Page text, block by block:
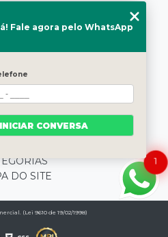
NOS
MENU
HOME
SOMOS
BLOG
PRODUTOS
DO SITE
(Lei 9610 de 19/02/1998)
1
Fale agora pelo WhatsApp
INICIAR CONVERSA